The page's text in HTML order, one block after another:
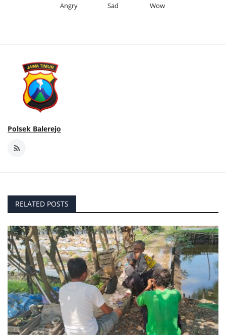
Angry Sad Wow
Polsek Balerejo
RELATED POSTS